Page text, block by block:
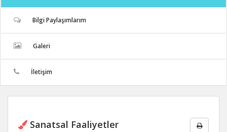
Bilgi Paylaşımlarım
Galeri
İletişim
Sanatsal Faaliyetler